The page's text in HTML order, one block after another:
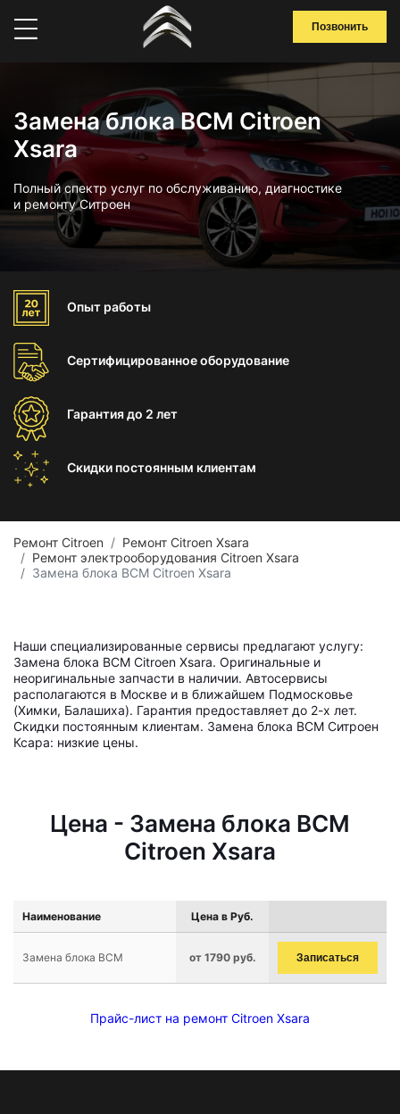
Позвонить
Замена блока BCM Citroen
Xsara
Полный спектр услуг по обслуживанию, диагностике
и ремонту Ситроен
Опыт работы
Сертифицированноеоборудование
Гарантиядо 2 лет
Скидки постоянным клиентам
Ремонт Citroen
Ремонт Citroen Xsara
Ремонт электрооборудования Citroen Xsara
Замена блока BCM Citroen Xsara
Наши специализированные сервисы предлагают услугу:
Замена блока BCM Citroen Xsara. Оригинальные и
неоригинальные запчасти в наличии. Автосервисы
располагаются в Москве и в ближайшем Подмосковье
(Химки, Балашиха). Гарантия предоставляет до 2-х лет.
Скидки постоянным клиентам. Замена блока BCM Ситроен
Ксара: низкие цены.
Цена - Замена блока BCM
Citroen Xsara
Наименование Цена в Руб.
Замена блока BCM от 1790 руб. Записаться
Прайс-лист на ремонт Citroen Xsara